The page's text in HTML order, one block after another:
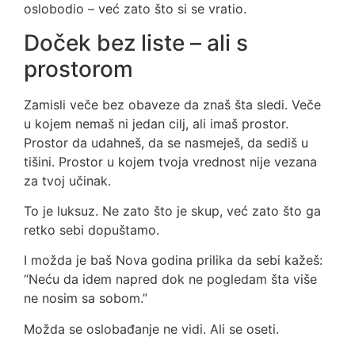
oslobodio – već zato što si se vratio.
Doček bez liste – ali s
prostorom
Zamisli veče bez obaveze da znaš šta sledi. Veče
u kojem nemaš ni jedan cilj, ali imaš prostor.
Prostor da udahneš, da se nasmeješ, da sediš u
tišini. Prostor u kojem tvoja vrednost nije vezana
za tvoj učinak.
To je luksuz. Ne zato što je skup, već zato što ga
retko sebi dopuštamo.
I možda je baš Nova godina prilika da sebi kažeš:
“Neću da idem napred dok ne pogledam šta više
ne nosim sa sobom.”
Možda se oslobađanje ne vidi. Ali se oseti.